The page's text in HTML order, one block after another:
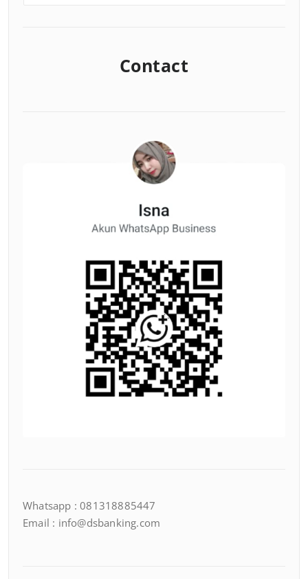
Contact
Whatsapp : 081318885447
Email : info@dsbanking.com